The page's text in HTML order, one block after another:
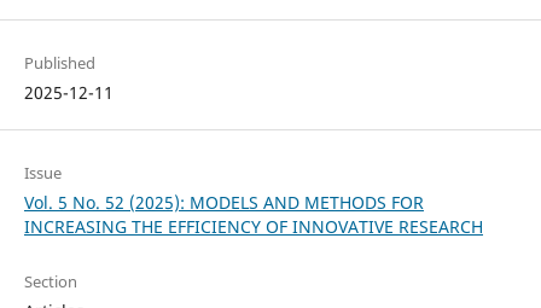
Published
2025-12-11
Issue
Vol. 5 No. 52 (2025): MODELS AND METHODS FOR
INCREASING THE EFFICIENCY OF INNOVATIVE RESEARCH
Section